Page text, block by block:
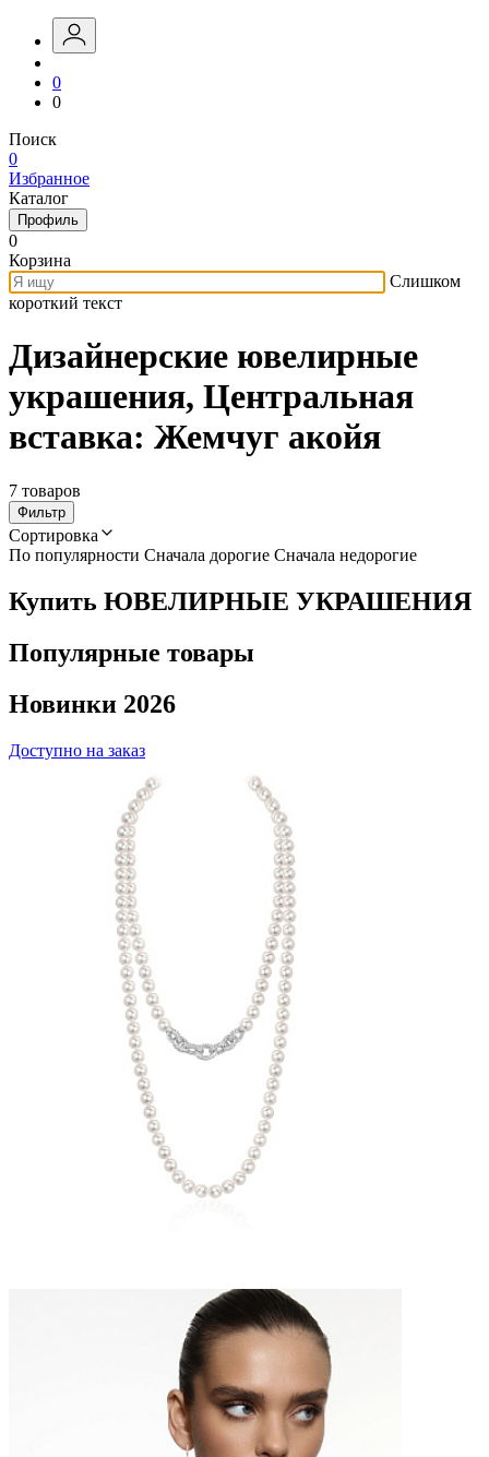
0
0
Поиск
0
Избранное
Каталог
Профиль
0
Корзина
Слишком
короткий текст
Дизайнерские ювелирные
украшения, Центральная
вставка: Жемчуг акойя
7 товаров
Фильтр
Сортировка
По популярности Сначала дорогие Сначала недорогие
Купить ЮВЕЛИРНЫЕ УКРАШЕНИЯ
Популярные товары
Новинки 2026
Доступно на заказ